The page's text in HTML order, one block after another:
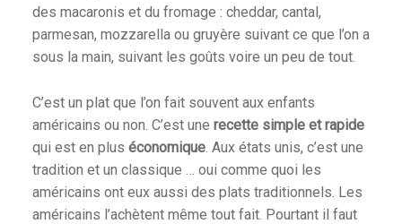
des macaronis et du fromage : cheddar, cantal,
parmesan, mozzarella ou gruyère suivant ce que l’on a
sous la main, suivant les goûts voire un peu de tout.
C’est un plat que l’on fait souvent aux enfants
américains ou non. C’est une recette simple et rapide
qui est en plus économique. Aux états unis, c’est une
tradition et un classique … oui comme quoi les
américains ont eux aussi des plats traditionnels. Les
américains l’achètent même tout fait. Pourtant il faut